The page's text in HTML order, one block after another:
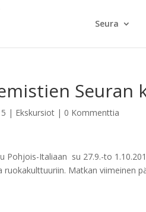
Seura
Seuran
| Ekskursiot | 0 Kommenttia
Pohjois-Italiaan su 27.9.-to
Matkan viimeinen